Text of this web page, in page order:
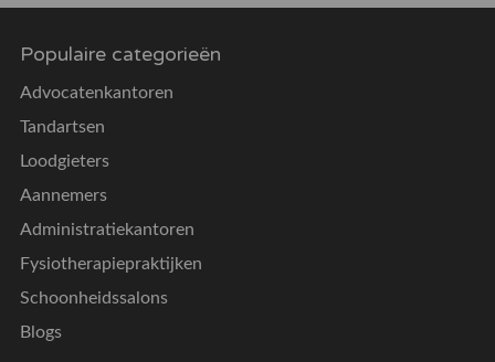
Populaire categorieën
Advocatenkantoren
Tandartsen
Loodgieters
Aannemers
Administratiekantoren
Fysiotherapiepraktijken
Schoonheidssalons
Blogs